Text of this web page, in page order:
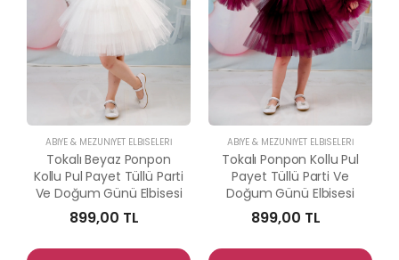
ABİYE & MEZUNİYET ELBİSELERİ
Tokalı Beyaz Ponpon
Kollu Pul Payet Tüllü Parti
Ve Doğum Günü Elbisesi
899,00 TL
ABİYE & MEZUNİYET ELBİSELERİ
Tokalı Ponpon Kollu Pul
Payet Tüllü Parti Ve
Doğum Günü Elbisesi
899,00 TL